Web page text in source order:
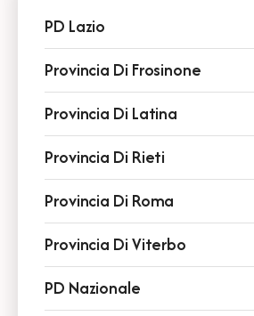
PD Lazio
Provincia Di Frosinone
Provincia Di Latina
Provincia Di Rieti
Provincia Di Roma
Provincia Di Viterbo
PD Nazionale